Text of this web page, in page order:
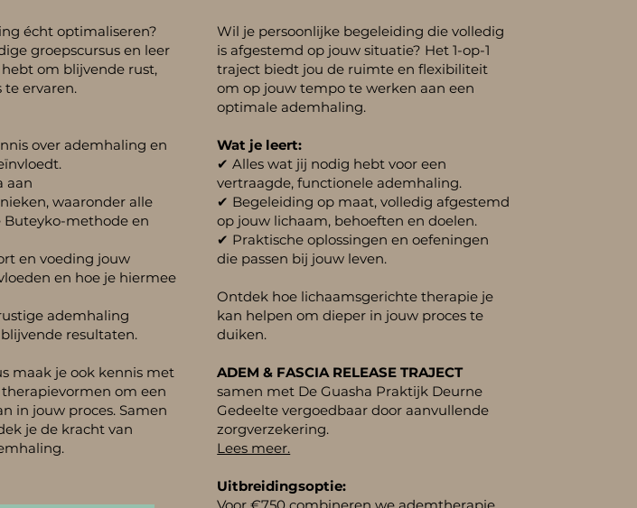
écht optimaliseren?
groepscursus en leer
om blijvende rust,
te ervaren.
over ademhaling en
aan
waaronder alle
methode en
en voeding jouw
en hoe je hiermee
ademhaling
resultaten.
maak je ook kennis met
om een
in jouw proces. Samen
je de kracht van
Wil je persoonlijke begeleiding die volledig
is afgestemd op jouw situatie? Het 1-op-1
traject biedt jou de ruimte en flexibiliteit
om op jouw tempo te werken aan een
optimale ademhaling.
Wat je leert:
✔ Alles wat jij nodig hebt voor een
vertraagde, functionele ademhaling.
✔ Begeleiding op maat, volledig afgestemd
op jouw lichaam, behoeften en doelen.
✔ Praktische oplossingen en oefeningen
die passen bij jouw leven.
Ontdek hoe lichaamsgerichte therapie je
kan helpen om dieper in jouw proces te
duiken.
ADEM & FASCIA RELEASE TRAJECT
samen met De Guasha Praktijk Deurne
Gedeelte vergoedbaar door aanvullende
zorgverzekering.
Lees meer.
Uitbreidingsoptie: